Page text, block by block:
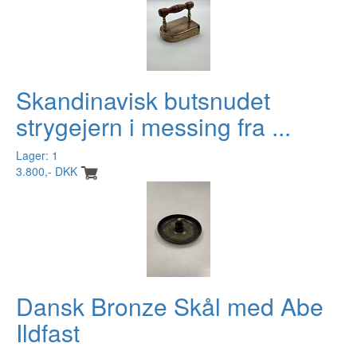
Skandinavisk butsnudet
strygejern i messing fra ...
Lager: 1
3.800,- DKK
Dansk Bronze Skål med Abe
Ildfast